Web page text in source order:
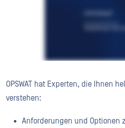
OPSWAT hat Experten, die Ihnen
verstehen:
Anforderungen und Optionen